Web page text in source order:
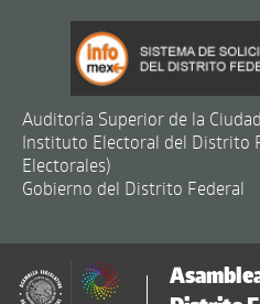
Auditoría Superior de la
Instituto Electoral del Distrito
Electorales)
Gobierno del Distrito Federal